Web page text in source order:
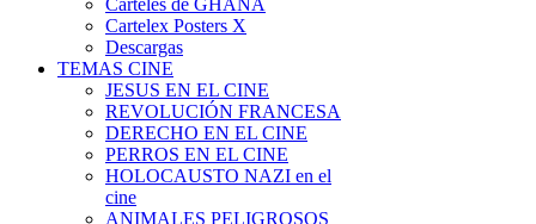
Carteles de GHANA
Cartelex Posters X
Descargas
TEMAS CINE
JESUS EN EL CINE
REVOLUCIÓN FRANCESA
DERECHO EN EL CINE
PERROS EN EL CINE
HOLOCAUSTO NAZI en el
cine
ANIMALES PELIGROSOS